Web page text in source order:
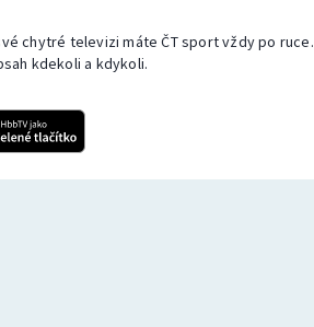
chytré televizi máte ČT sport vždy po ruce.
kdekoli a kdykoli.